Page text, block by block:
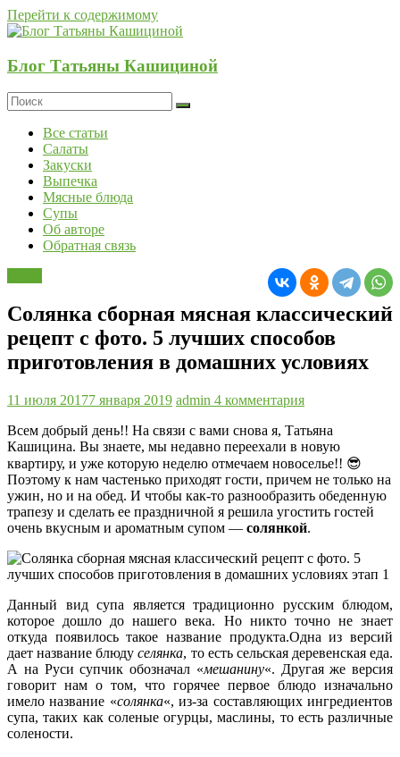
Перейти к содержимому
Блог Татьяны Кашициной
Все статьи
Салаты
Закуски
Выпечка
Мясные блюда
Супы
Об авторе
Обратная связь
Солянка сборная мясная классический
рецепт с фото. 5 лучших способов
приготовления в домашних условиях
11 июля 20177 января 2019 admin 4 комментария
Всем добрый день!! На связи с вами снова я, Татьяна
Кашицина. Вы знаете, мы недавно переехали в новую
квартиру, и уже которую неделю отмечаем новоселье!! 😎
Поэтому к нам частенько приходят гости, причем не только на
ужин, но и на обед. И чтобы как-то разнообразить обеденную
трапезу и сделать ее праздничной я решила угостить гостей
очень вкусным и ароматным супом — солянкой.
Данный вид супа является традиционно русским блюдом,
которое дошло до нашего века. Но никто точно не знает
откуда появилось такое название продукта.Одна из версий
дает название блюдуселянка, то есть сельская деревенская еда.
А на Руси супчик обозначал «мешанину«. Другая же версия
говорит нам о том, что горячее первое блюдо изначально
имело название «солянка«, из-за составляющих ингредиентов
супа, таких как соленые огурцы, маслины, то есть различные
солености.